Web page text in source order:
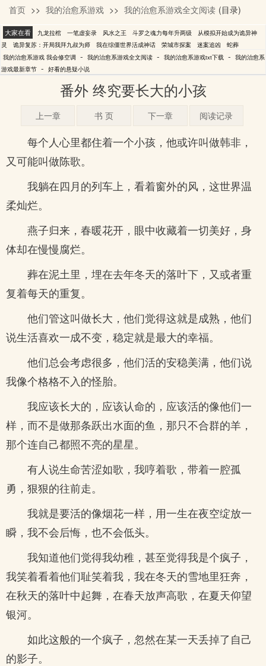
我会修空调
首页 >> 我的治愈系游戏 >> 我的治愈系游戏全文阅读 (目录)
大家在看 九龙拉棺 一笔虚妄录 风水之王 斗罗之魂力每年升两级
从模拟开始成为诡异神
灵
诡异复苏：开局我拜九叔为师 我在综僵世界活成神话 荣城市探案 迷案追凶
蛇葬
我的治愈系游戏 我会修空调 - 我的治愈系游戏全文阅读 - 我的治愈系游戏txt下载 - 我的治愈系
游戏最新章节 - 好看的悬疑小说
番外 终究要长大的小孩
上一章 书 页 下一章 阅读记录
每个人心里都住着一个小孩，他或许叫做韩非，
又可能叫做陈歌。
我躺在四月的列车上，看着窗外的风，这世界温
柔灿烂。
燕子归来，春暖花开，眼中收藏着一切美好，身
体却在慢慢腐烂。
葬在泥土里，埋在去年冬天的落叶下，又或者重
复着每天的重复。
他们管这叫做长大，他们觉得这就是成熟，他们
说生活喜欢一成不变，稳定就是最大的幸福。
他们总会考虑很多，他们活的安稳美满，他们说
我像个格格不入的怪胎。
我应该长大的，应该认命的，应该活的像他们一
样，而不是做那条跃出水面的鱼，那只不合群的羊，
那个连自己都照不亮的星星。
有人说生命苦涩如歌，我哼着歌，带着一腔孤
勇，狠狠的往前走。
我就是要活的像烟花一样，用一生在夜空绽放一
瞬，我不会后悔，也不会低头。
我知道他们觉得我幼稚，甚至觉得我是个疯子，
我笑着看着他们耻笑着我，我在冬天的雪地里狂奔，
在秋天的落叶中起舞，在春天放声高歌，在夏天仰望
银河。
如此这般的一个疯子，忽然在某一天丢掉了自己
的影子。